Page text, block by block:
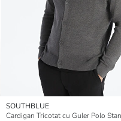
SOUTHBLUE